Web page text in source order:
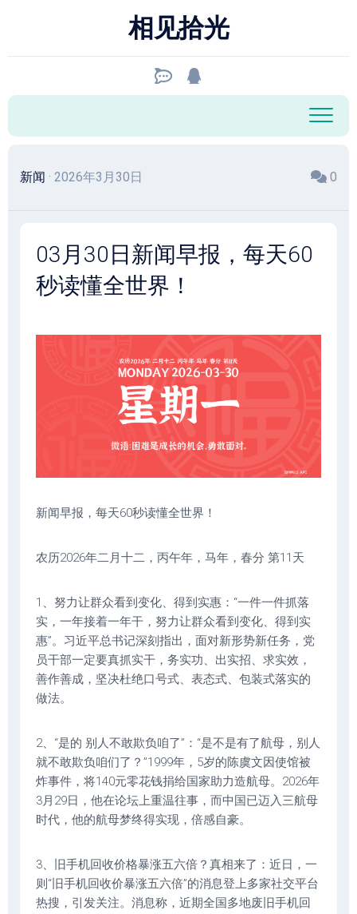
相见拾光
新闻 · 2026年3月30日 0
03月30日新闻早报，每天60
秒读懂全世界！
新闻早报，每天60秒读懂全世界！
农历2026年二月十二，丙午年，马年，春分 第11天
1、努力让群众看到变化、得到实惠：“一件一件抓落
实，一年接着一年干，努力让群众看到变化、得到实
惠”。习近平总书记深刻指出，面对新形势新任务，党
员干部一定要真抓实干，务实功、出实招、求实效，
善作善成，坚决杜绝口号式、表态式、包装式落实的
做法。
2、“是的 别人不敢欺负咱了”：“是不是有了航母，别人
就不敢欺负咱们了？”1999年，5岁的陈虞文因使馆被
炸事件，将140元零花钱捐给国家助力造航母。2026年
3月29日，他在论坛上重温往事，而中国已迈入三航母
时代，他的航母梦终得实现，倍感自豪。
3、旧手机回收价格暴涨五六倍？真相来了：近日，一
则“旧手机回收价暴涨五六倍”的消息登上多家社交平台
热搜，引发关注。消息称，近期全国多地废旧手机回